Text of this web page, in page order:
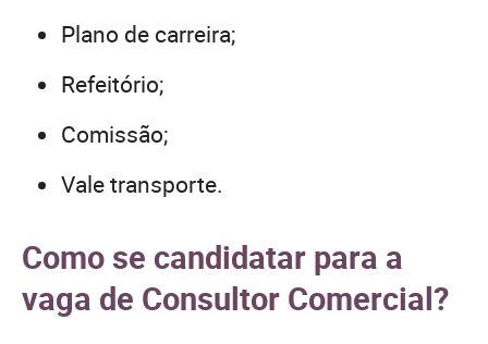
Plano de carreira;
Refeitório;
Comissão;
Vale transporte.
Como se candidatar para a
vaga de Consultor Comercial?